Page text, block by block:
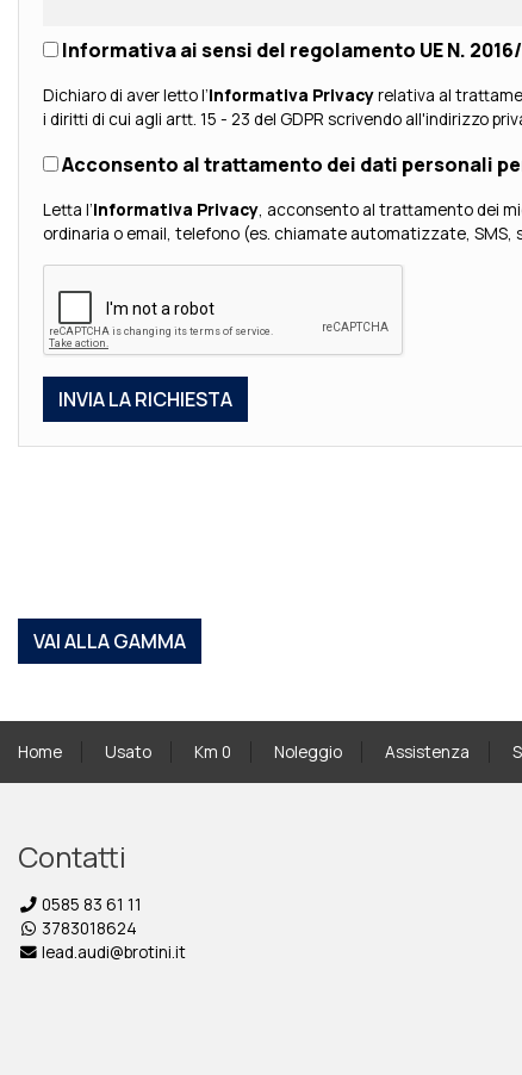
Informativa ai sensi del regolamento UE N.
Dichiaro di aver letto l’Informativa Privacyrelativa al
i diritti di cui agli artt. 15 - 23 del GDPR scrivendo all'indirizzo
Acconsento al trattamento dei dati personali
Letta l’Informativa Privacy, acconsento al trattamento dei miei dati personali da parte di Brotini S.p.A.
ordinaria o email, telefono (es. chiamate automatizzate,
VAI ALLA GAMMA
Home Usato Km 0 Noleggio Assistenza
Contatti
0585 83 61 11
3783018624
lead.audi@brotini.it